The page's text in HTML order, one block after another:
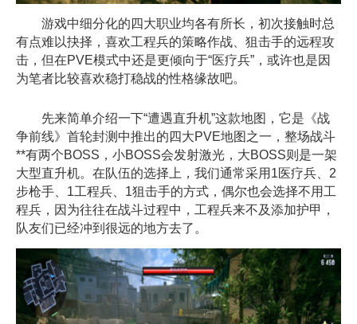
游戏中细分化的四大职业均各有所长，初次接触时总
有点难以抉择，喜欢工程兵的策略作战、狙击手的远程攻
击，但在PVE模式中还是更倾向于“医疗兵”，或许也是因
为笔者比较喜欢稳打稳战的性格缘故吧。
先来简单介绍一下“遭遇直升机”这款地图，它是《战
争前线》首轮封测中推出的四大PVE地图之一，整场战斗
**有两个BOSS，小BOSS会发射激光，大BOSS则是一架
大型直升机。在队伍的选择上，我们通常采用1医疗兵、2
步枪手、1工程兵、1狙击手的方式，偶尔也会选择不用工
程兵，因为往往在战斗过程中，工程兵来不及添加护甲，
队友们已经冲到很远的地方去了。